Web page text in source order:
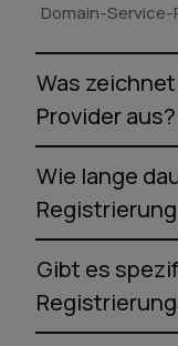
Domain-Service-
Was
Provider aus?
Wie lange
Gibt es